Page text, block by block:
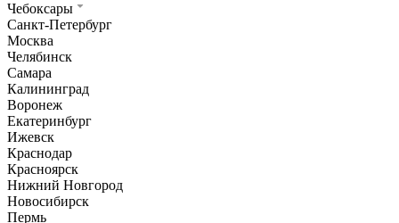
Чебоксары
Санкт-Петербург
Москва
Челябинск
Самара
Калининград
Воронеж
Екатеринбург
Ижевск
Краснодар
Красноярск
Нижний Новгород
Новосибирск
Пермь